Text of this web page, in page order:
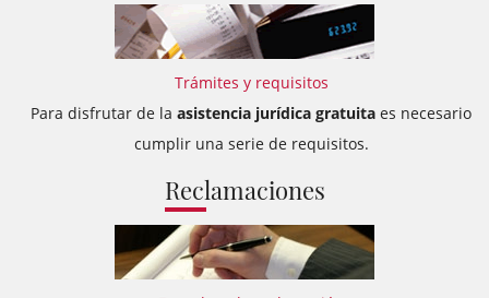
Trámites y requisitos
Para disfrutar de la asistencia jurídica gratuita es necesario
cumplir una serie de requisitos.
Reclamaciones